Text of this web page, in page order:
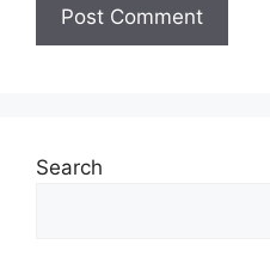
Search